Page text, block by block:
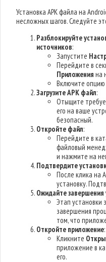
Установка APK файла на
несложных шагов. Следуйте
Разблокируйте
источников:
Запустите
Перейдите в
Приложения на
Включите опцию
Загрузите APK файл:
Отыщите
его на ваше
безопасный.
Откройте файл:
Перейдите в
файловый
и нажмите на
Подтвердите
После клика на
установку.
Ожидайте завершения
Этап установки
завершения
том, что
Откройте приложение:
Кликните
приложение в
его.